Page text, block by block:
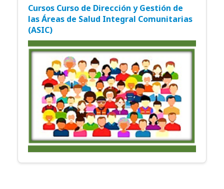
Cursos Curso de Dirección y Gestión de
las Áreas de Salud Integral Comunitarias
(ASIC)